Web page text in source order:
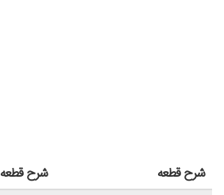
شرح قطعه
شرح قطعه